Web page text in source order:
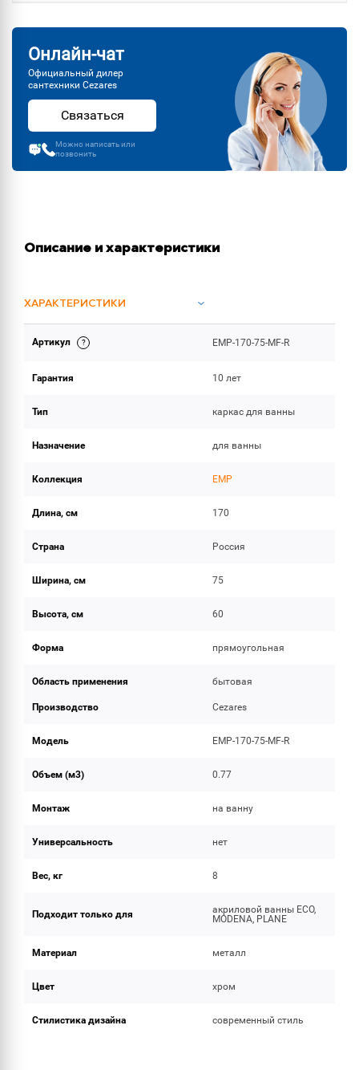
Онлайн-чат
Официальный дилер
сантехники Cezares
Связаться
Можно написать или
позвонить
Описание и характеристики
ХАРАКТЕРИСТИКИ
ОБЪЕМ ПОСТАВКИ
Артикул EMP-170-75-MF-R
Гарантия 10 лет
Тип каркас для ванны
Назначение для ванны
Коллекция EMP
Длина, см 170
Страна Россия
Ширина, см 75
Высота, см 60
Форма прямоугольная
Область применения бытовая
Производство Cezares
Модель EMP-170-75-MF-R
Объем (м3) 0.77
Монтаж на ванну
Универсальность нет
Вес, кг 8
Подходит только для
акриловой ванны ECO,
MODENA, PLANE
Материал металл
Цвет хром
Стилистика дизайна современный стиль